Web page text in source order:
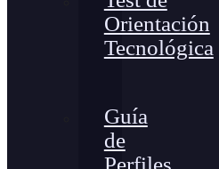
Orientación
Tecnológica
Guía
de
Perfiles